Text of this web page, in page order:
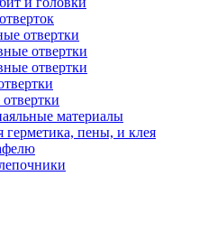
отвертки
отвертки
отвертки
материалы
герметика, пены, и клея